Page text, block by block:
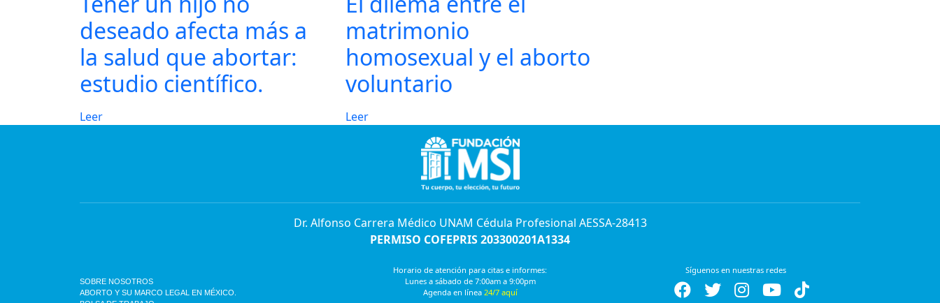
deseado afecta más a
la salud que abortar:
estudio científico.
Leer
matrimonio
homosexual y el aborto
voluntario
Leer
Dr. Alfonso Carrera Médico UNAM Cédula Profesional AESSA-28413
PERMISO COFEPRIS 203300201A1334
SOBRE NOSOTROS
ABORTO Y SU MARCO LEGAL EN MÉXICO.
Horario de atención para citas e informes:
Lunes a sábado de 7:00am a 9:00pm
Agenda en línea 24/7 aquí
Síguenos en nuestras redes